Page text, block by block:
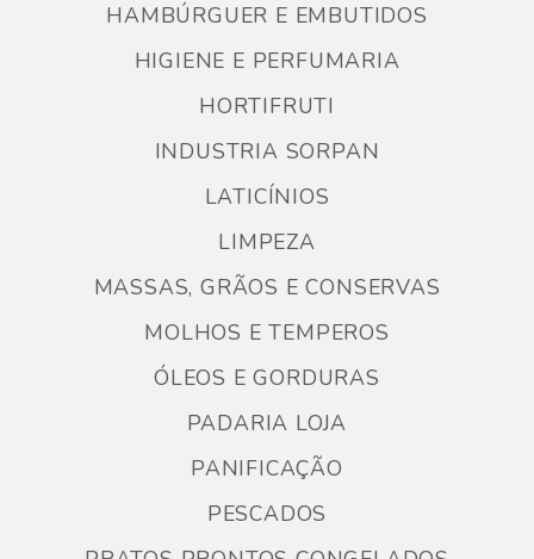
HAMBÚRGUER E EMBUTIDOS
HIGIENE E PERFUMARIA
HORTIFRUTI
INDUSTRIA SORPAN
LATICÍNIOS
LIMPEZA
MASSAS, GRÃOS E CONSERVAS
MOLHOS E TEMPEROS
ÓLEOS E GORDURAS
PADARIA LOJA
PANIFICAÇÃO
PESCADOS